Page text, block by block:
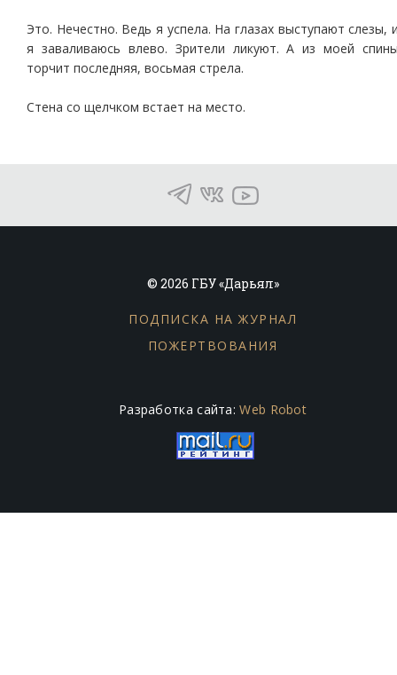
Это. Нечестно. Ведь я успела. На глазах выступают слезы,
я заваливаюсь влево. Зрители ликуют. А из моей
торчит последняя, восьмая стрела.
Стена со щелчком встает на место.
© 2026 ГБУ «Дарьял»
ПОДПИСКА НА ЖУРНАЛ
ПОЖЕРТВОВАНИЯ
Разработка сайта:Web Robot